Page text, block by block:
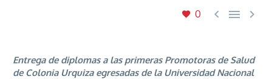
0   
Entrega de diplomas a las primeras Promotoras de Salud
de Colonia Urquiza egresadas de la Universidad Nacional